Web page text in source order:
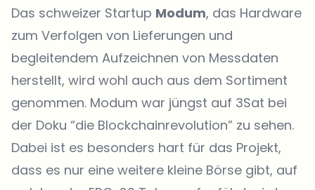
Das schweizer Startup Modum, das Hardware
zum Verfolgen von Lieferungen und
begleitendem Aufzeichnen von Messdaten
herstellt, wird wohl auch aus dem Sortiment
genommen. Modum war jüngst auf 3Sat bei
der Doku “die Blockchainrevolution” zu sehen.
Dabei ist es besonders hart für das Projekt,
dass es nur eine weitere kleine Börse gibt, auf